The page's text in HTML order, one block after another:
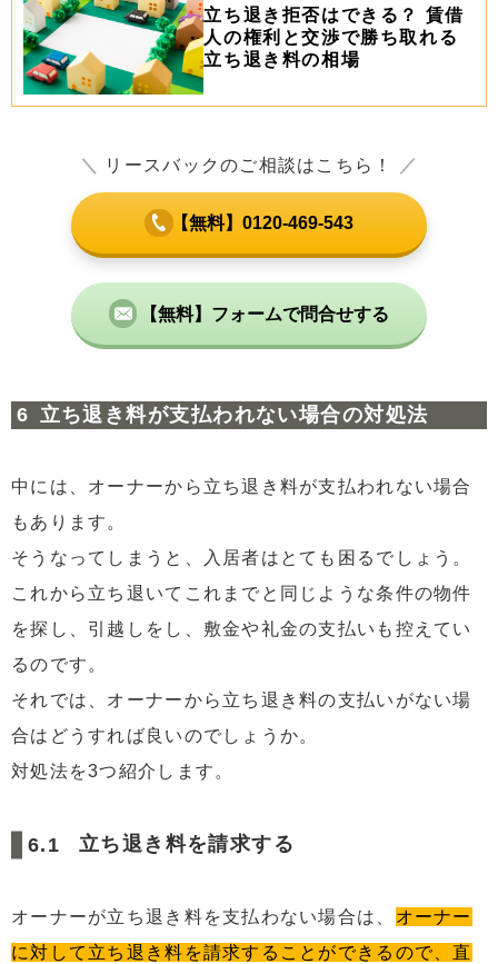
立ち退き拒否はできる？ 賃借
人の権利と交渉で勝ち取れる
立ち退き料の相場
＼ リースバックのご相談はこちら！ ／
【無料】0120-469-543
【無料】フォームで問合せする
立ち退き料が支払われない場合の対処法
中には、オーナーから立ち退き料が支払われない場合
もあります。
そうなってしまうと、入居者はとても困るでしょう。
これから立ち退いてこれまでと同じような条件の物件
を探し、引越しをし、敷金や礼金の支払いも控えてい
るのです。
それでは、オーナーから立ち退き料の支払いがない場
合はどうすれば良いのでしょうか。
対処法を3つ紹介します。
立ち退き料を請求する
オーナーが立ち退き料を支払わない場合は、 オーナー
に対して立ち退き料を請求することができるので、直